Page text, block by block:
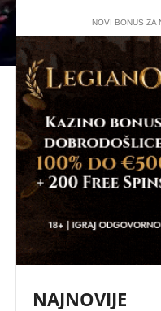
NOVI BONUS ZA
NAJNOVIJE